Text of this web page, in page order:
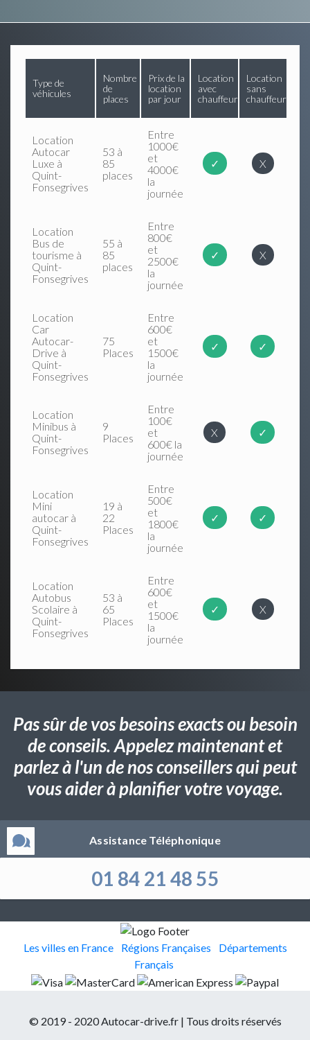
Type de
véhicules
Nombre
de
places
Prix de la
location
par jour
Location
avec
chauffeur
Location
sans
chauffeur
Location
Autocar
Luxe à
Quint-
Fonsegrives
53 à
85
places
Entre
1000€
et
4000€
la
journée
✓ X
Location
Bus de
tourisme à
Quint-
Fonsegrives
55 à
85
places
Entre
800€
et
2500€
la
journée
✓ X
Location
Car
Autocar-
Drive à
Quint-
Fonsegrives
75
Places
Entre
600€
et
1500€
la
journée
✓ ✓
Location
Minibus à
Quint-
Fonsegrives
9
Places
Entre
100€
et
600€ la
journée
X ✓
Location
Mini
autocar à
Quint-
Fonsegrives
19 à
22
Places
Entre
500€
et
1800€
la
journée
✓ ✓
Location
Autobus
Scolaire à
Quint-
Fonsegrives
53 à
65
Places
Entre
600€
et
1500€
la
journée
✓ X
Pas sûr de vos besoins exacts ou besoin
de conseils. Appelez maintenant et
parlez à l'un de nos conseillers qui peut
vous aider à planifier votre voyage.
Assistance Téléphonique
01 84 21 48 55
Les villes en France Régions Françaises
Départements
Français
© 2019 - 2020 Autocar-drive.fr | Tous droits réservés